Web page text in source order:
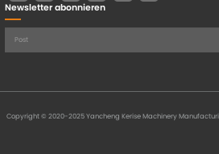
Newsletter abonnieren
Copyright © 2020-2025 Yancheng Kerise Machinery